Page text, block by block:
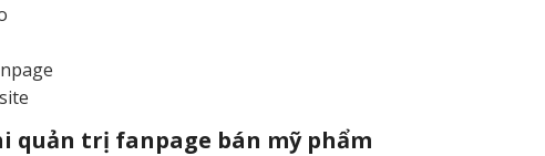
quản trị fanpage bán mỹ phẩm